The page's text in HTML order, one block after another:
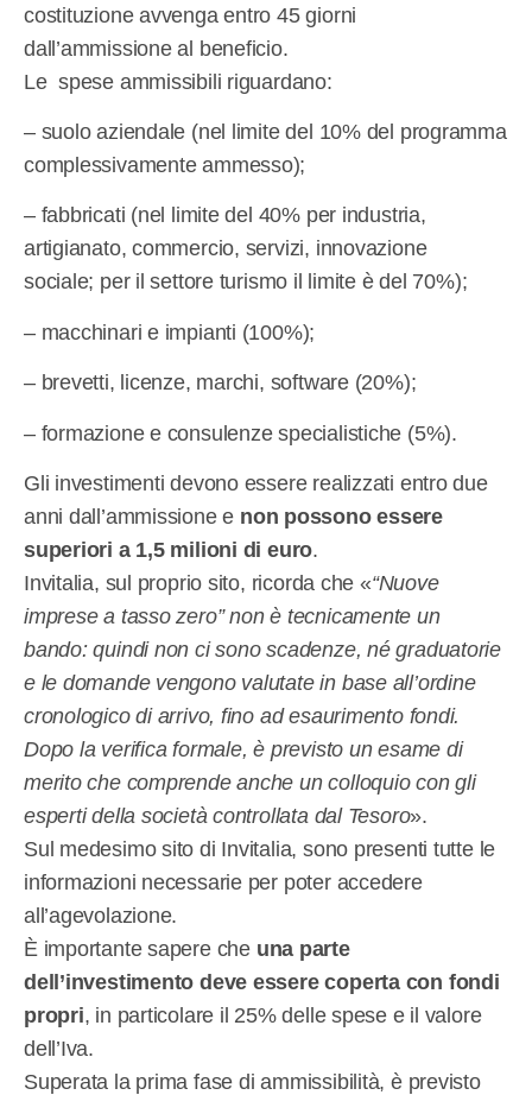
costituzione avvenga entro 45 giorni
dall’ammissione al beneficio.
Le spese ammissibili riguardano:
– suolo aziendale (nel limite del 10% del programma
complessivamente ammesso);
– fabbricati (nel limite del 40% per industria,
artigianato, commercio, servizi, innovazione
sociale; per il settore turismo il limite è del 70%);
– macchinari e impianti (100%);
– brevetti, licenze, marchi, software (20%);
– formazione e consulenze specialistiche (5%).
Gli investimenti devono essere realizzati entro due
anni dall’ammissione e non possono essere
superiori a 1,5 milioni di euro.
Invitalia, sul proprio sito, ricorda che «“Nuove
imprese a tasso zero” non è tecnicamente un
bando: quindi non ci sono scadenze, né graduatorie
e le domande vengono valutate in base all’ordine
cronologico di arrivo, fino ad esaurimento fondi.
Dopo la verifica formale, è previsto un esame di
merito che comprende anche un colloquio con gli
esperti della società controllata dal Tesoro».
Sul medesimo sito di Invitalia, sono presenti tutte le
informazioni necessarie per poter accedere
all’agevolazione.
È importante sapere che una parte
dell’investimento deve essere coperta con fondi
propri, in particolare il 25% delle spese e il valore
dell’Iva.
Superata la prima fase di ammissibilità, è previsto